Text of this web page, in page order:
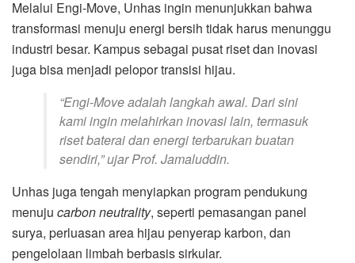
Melalui Engi-Move, Unhas ingin menunjukkan bahwa
transformasi menuju energi bersih tidak harus menunggu
industri besar. Kampus sebagai pusat riset dan inovasi
juga bisa menjadi pelopor transisi hijau.
“Engi-Move adalah langkah awal. Dari sini
kami ingin melahirkan inovasi lain, termasuk
riset baterai dan energi terbarukan buatan
sendiri,” ujar Prof. Jamaluddin.
Unhas juga tengah menyiapkan program pendukung
menuju carbon neutrality, seperti pemasangan panel
surya, perluasan area hijau penyerap karbon, dan
pengelolaan limbah berbasis sirkular.